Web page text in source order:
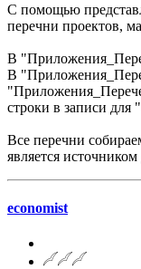
С помощью
перечни проектов,
В
В
строки в записи
Все перечни
является
economist